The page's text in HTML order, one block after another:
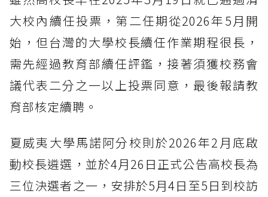
大校內續任投票，第二任期從2026年5月開
始，但台灣的大學校長續任作業期程很長，
需先經過教育部續任評鑑，接著須獲校務會
議代表二分之一以上投票同意，最後報請教
育部核定續聘。
夏威夷大學馬諾阿分校則於2026年2月底啟
動校長遴選，並於4月26日正式公告高校長為
三位決選者之一，安排於5月4日至5日到校訪